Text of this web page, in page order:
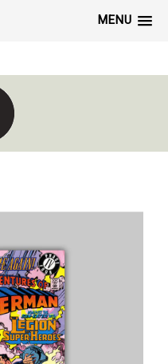
MENU